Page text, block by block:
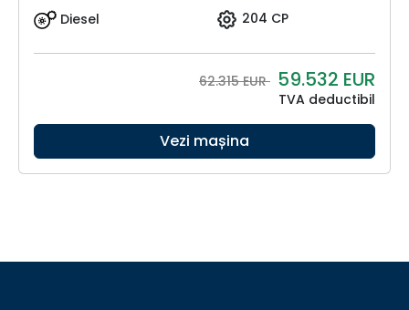
Diesel
204 CP
62.315 EUR 59.532 EUR
TVA deductibil
Vezi mașina